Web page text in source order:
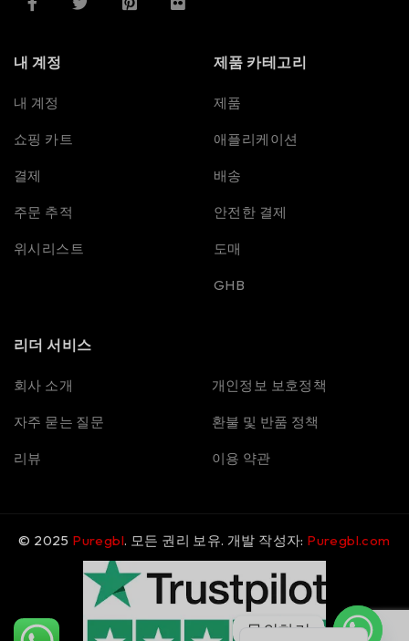
내 계정
내 계정
쇼핑 카트
결제
주문 추적
위시리스트
제품 카테고리
제품
애플리케이션
배송
안전한 결제
도매
GHB
리더 서비스
회사 소개
자주 묻는 질문
리뷰
개인정보 보호정책
환불 및 반품 정책
이용 약관
© 2025 Puregbl. 모든 권리 보유. 개발 작성자: Puregbl.com
English
Czech
Dutch
French
Spanish
문의하기